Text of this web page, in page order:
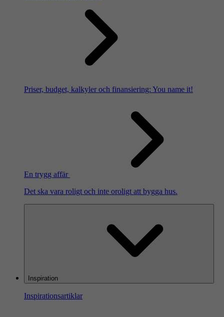
Priser, budget, kalkyler och finansiering: You name it!
En trygg affär
Det ska vara roligt och inte oroligt att bygga hus.
Inspiration
Inspirationsartiklar